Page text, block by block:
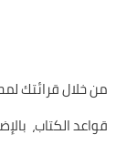
من خلال قرائتك
قواعد الكتاب،